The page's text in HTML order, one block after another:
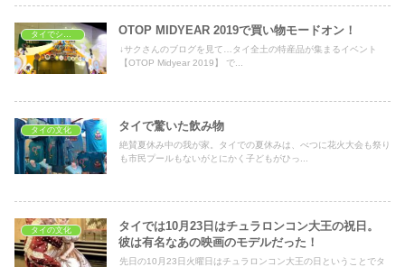
タイでショッピング OTOP MIDYEAR 2019で買い物モードオン！
↓サクさんのブログを見て…タイ全土の特産品が集まるイベント
【OTOP Midyear 2019】 で...
タイの文化 タイで驚いた飲み物
絶賛夏休み中の我が家。タイでの夏休みは、べつに花火大会も祭り
も市民プールもないがとにかく子どもがひっ...
タイの文化
タイでは10月23日はチュラロンコン大王の祝日。
彼は有名なあの映画のモデルだった！
先日の10月23日火曜日はチュラロンコン大王の日ということでタ